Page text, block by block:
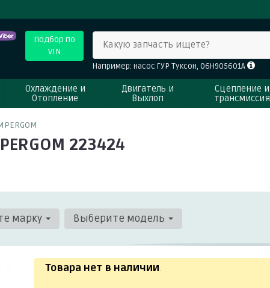
Подбор по
VIN
Какую запчасть ищете?
Например: насос ГУР Туксон, 06H905601A
Охлаждение и
Отопление
Двигатель и
Выхлоп
Сцепление и
трансмиссия
223424
марку Выберите модель
Товара нет в наличии.